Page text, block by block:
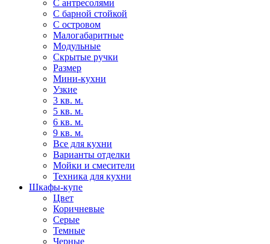
С антресолями
С барной стойкой
С островом
Малогабаритные
Модульные
Скрытые ручки
Размер
Мини-кухни
Узкие
3 кв. м.
5 кв. м.
6 кв. м.
9 кв. м.
Все для кухни
Варианты отделки
Мойки и смесители
Техника для кухни
Шкафы-купе
Цвет
Коричневые
Серые
Темные
Черные